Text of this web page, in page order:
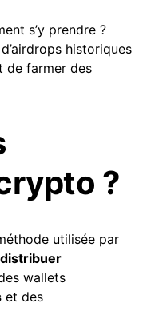
s’y prendre ?
historiques
de farmer des
?
utilisée par
distribuer
wallets
et des